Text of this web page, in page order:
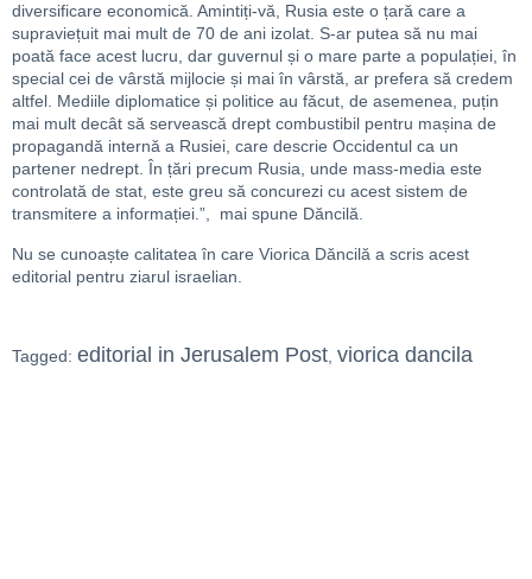
diversificare economică. Amintiți-vă, Rusia este o țară care a
supraviețuit mai mult de 70 de ani izolat. S-ar putea să nu mai
poată face acest lucru, dar guvernul și o mare parte a populației, în
special cei de vârstă mijlocie și mai în vârstă, ar prefera să credem
altfel. Mediile diplomatice și politice au făcut, de asemenea, puțin
mai mult decât să servească drept combustibil pentru mașina de
propagandă internă a Rusiei, care descrie Occidentul ca un
partener nedrept. În țări precum Rusia, unde mass-media este
controlată de stat, este greu să concurezi cu acest sistem de
transmitere a informației.”, mai spune Dăncilă.
Nu se cunoaște calitatea în care Viorica Dăncilă a scris acest
editorial pentru ziarul israelian.
Tagged: editorial in Jerusalem Post, viorica dancila